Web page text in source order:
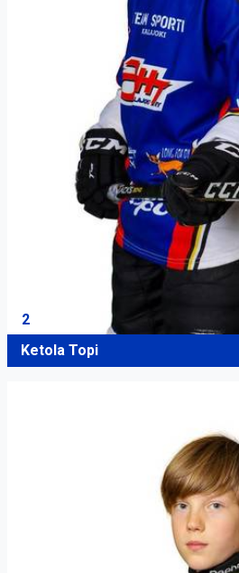
2
Ketola Topi